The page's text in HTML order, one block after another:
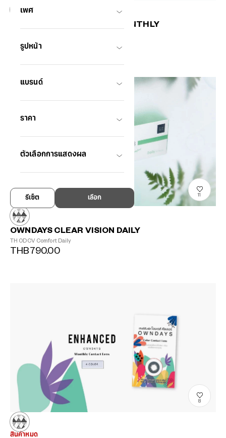
เพศ
รูปหน้า
แบรนด์
ราคา
ตัวเลือกการแสดงผล
เลือก
รีเซ็ต
OWNDAYS CLEAR VISION MONTHLY
THB590.00
11
OWNDAYS CLEAR VISION DAILY
TH ODCV Comfort Daily
THB790.00
8
สินค้าหมด